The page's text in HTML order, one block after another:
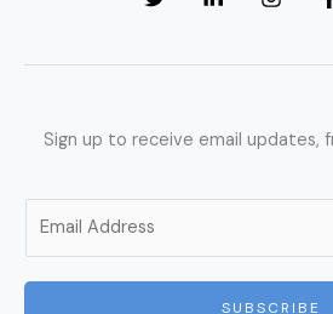
Sign up to receive email updates,
SUBSCRIBE